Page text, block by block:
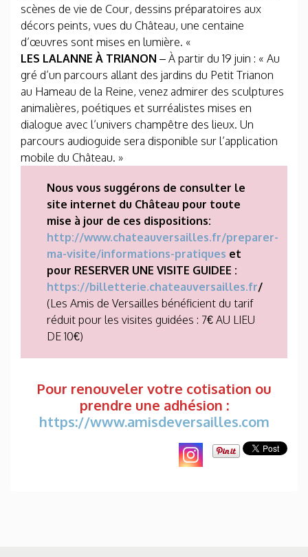
scènes de vie de Cour, dessins préparatoires aux
décors peints, vues du Château, une centaine
d’œuvres sont mises en lumière. «
LES LALANNE À TRIANON – À partir du 19 juin : « Au
gré d’un parcours allant des jardins du Petit Trianon
au Hameau de la Reine, venez admirer des sculptures
animalières, poétiques et surréalistes mises en
dialogue avec l’univers champêtre des lieux. Un
parcours audioguide sera disponible sur l’application
mobile du Château. »
Nous vous suggérons de consulter le
site internet du Château pour toute
mise à jour de ces dispositions:
http://www.chateauversailles.fr/preparer-
ma-visite/informations-pratiques et
pour RESERVER UNE VISITE GUIDEE :
https://billetterie.chateauversailles.fr/
(Les Amis de Versailles bénéficient du tarif
réduit pour les visites guidées : 7€ AU LIEU
DE 10€)
Pour renouveler votre cotisation ou
prendre une adhésion :
https://www.amisdeversailles.com